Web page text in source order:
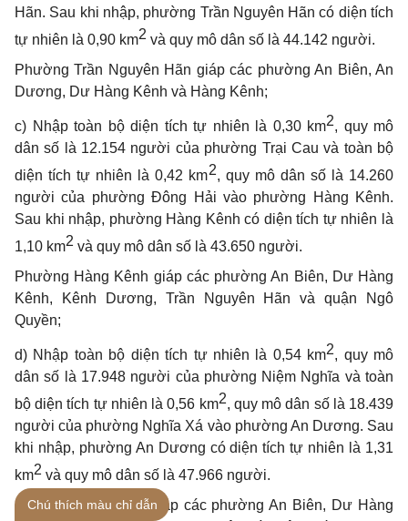
Hãn. Sau khi nhập, phường Trần Nguyên Hãn có diện tích
tự nhiên là 0,90 km2 và quy mô dân số là 44.142 người.
Phường Trần Nguyên Hãn giáp các phường An Biên, An
Dương, Dư Hàng Kênh và Hàng Kênh;
c) Nhập toàn bộ diện tích tự nhiên là 0,30 km2, quy mô
dân số là 12.154 người của phường Trại Cau và toàn bộ
diện tích tự nhiên là 0,42 km2, quy mô dân số là 14.260
người của phường Đông Hải vào phường Hàng Kênh.
Sau khi nhập, phường Hàng Kênh có diện tích tự nhiên là
1,10 km2 và quy mô dân số là 43.650 người.
Phường Hàng Kênh giáp các phường An Biên, Dư Hàng
Kênh, Kênh Dương, Trần Nguyên Hãn và quận Ngô
Quyền;
d) Nhập toàn bộ diện tích tự nhiên là 0,54 km2, quy mô
dân số là 17.948 người của phường Niệm Nghĩa và toàn
bộ diện tích tự nhiên là 0,56 km2, quy mô dân số là 18.439
người của phường Nghĩa Xá vào phường An Dương. Sau
khi nhập, phường An Dương có diện tích tự nhiên là 1,31
km2 và quy mô dân số là 47.966 người.
Phường An Dương giáp các phường An Biên, Dư Hàng
Chú thích màu chỉ dẫn